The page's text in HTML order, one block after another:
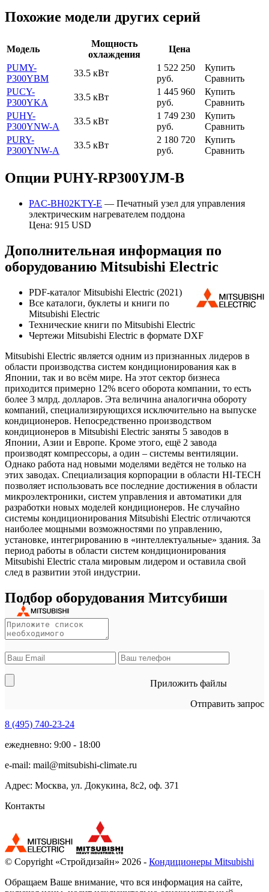
Похожие модели других серий
Модель
Мощность
охлаждения
Цена
PUMY-
P300YBM
33.5 кВт
1 522 250
руб.
Купить
Сравнить
PUCY-
P300YKA
33.5 кВт
1 445 960
руб.
Купить
Сравнить
PUHY-
P300YNW-A
33.5 кВт
1 749 230
руб.
Купить
Сравнить
PURY-
P300YNW-A
33.5 кВт
2 180 720
руб.
Купить
Сравнить
Опции PUHY-RP300YJM-B
PAC-BH02KTY-E — Печатный узел для управления
электрическим нагревателем поддона
Цена: 915 USD
Дополнительная информация по
оборудованию Mitsubishi Electric
PDF-каталог Mitsubishi Electric (2021)
Все каталоги, буклеты и книги по
Mitsubishi Electric
Технические книги по Mitsubishi Electric
Чертежи Mitsubishi Electric в формате DXF
Mitsubishi Electric является одним из признанных лидеров в
области производства систем кондиционирования как в
Японии, так и во всём мире. На этот сектор бизнеса
приходится примерно 12% всего оборота компании, то есть
более 3 млрд. долларов. Эта величина аналогична обороту
компаний, специализирующихся исключительно на выпуске
кондиционеров. Непосредственно производством
кондиционеров в Mitsubishi Electric заняты 5 заводов в
Японии, Азии и Европе. Кроме этого, ещё 2 завода
производят компрессоры, а один – системы вентиляции.
Однако работа над новыми моделями ведётся не только на
этих заводах. Специализация корпорации в области HI-TECH
позволяет использовать все последние достижения в области
микроэлектроники, систем управления и автоматики для
разработки новых моделей кондиционеров. Не случайно
системы кондиционирования Mitsubishi Electric отличаются
наиболее мощными возможностями по управлению,
установке, интегрированию в «интеллектуальные» здания. За
период работы в области систем кондиционирования
Mitsubishi Electric стала мировым лидером и оставила свой
след в развитии этой индустрии.
Подбор оборудования Митсубиши
Приложить файлы
Отправить запрос
8 (495) 740-23-24
ежедневно: 9:00 - 18:00
e-mail: mail@mitsubishi-climate.ru
Адрес: Москва, ул. Докукина, 8с2, оф. 371
Контакты
© Copyright «Стройдизайн» 2026 - Кондиционеры Mitsubishi
Обращаем Ваше внимание, что вся информация на сайте,